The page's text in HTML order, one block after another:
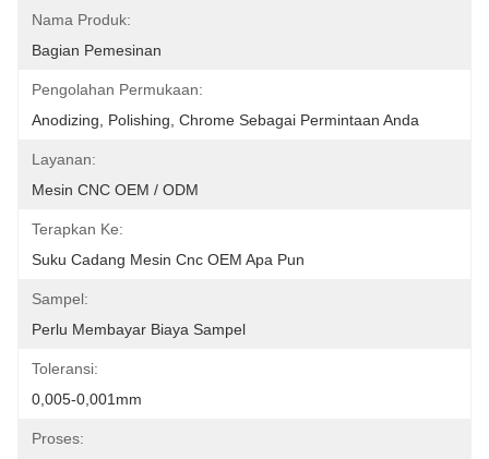
Nama Produk:
Bagian Pemesinan
Pengolahan Permukaan:
Anodizing, Polishing, Chrome Sebagai Permintaan Anda
Layanan:
Mesin CNC OEM / ODM
Terapkan Ke:
Suku Cadang Mesin Cnc OEM Apa Pun
Sampel:
Perlu Membayar Biaya Sampel
Toleransi:
0,005-0,001mm
Proses: